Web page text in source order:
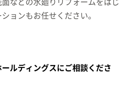
などの水廻りリフォームをはじ
ョンもお任せください。
ールディングスにご相談くださ